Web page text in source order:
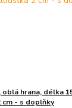
oblá hrana, délka
cm - s doplňky